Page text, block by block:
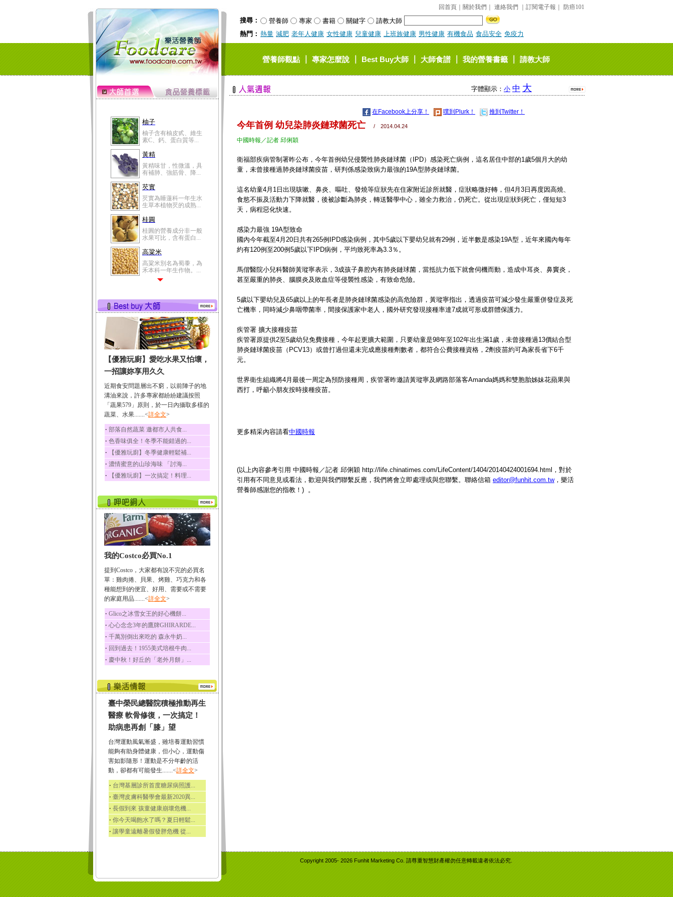
回首頁 關於我們 連絡我們 訂閱電子報 防癌101
搜尋： 營養師 專家 書籍 關鍵字
請教大師
熱門： 熱量 減肥 老年人健康 女性健康 兒童健康 上班族健康 男性健康 有機食品 食品安全 免疫力
營養師觀點｜專家怎麼說｜Best Buy大師｜大師食譜｜我的營養書籤｜請教大師
柚子
柚子含有柚皮甙、維生
素C、鈣、蛋白質等...
黃精
黃精味甘，性微溫，具
有補肺、強筋骨、降...
芡實
芡實為睡蓮科一年生水
生草本植物芡的成熟...
桂圓
桂圓的營養成分非一般
水果可比，含有蛋白...
高粱米
高粱米別名為蜀黍，為
禾本科一年生作物。...
有蛋白質、脂肪、磷...
鮪魚
鮪魚肚肉中的不飽和脂
肪酸內富含EPA和DH...
韭菜
韭菜所含的膳食纖維能
幫助消化與通便；揮...
冬瓜
冬瓜營養價值高，鈉含
量極低是水腫病人的...
豆豉
豆豉裡頭含有營養的蛋
白質、脂肪、鈣、磷...
榛果
榛果裡所含的營養素有
蛋白質、脂肪、醣類...
迷迭香
酸、迷迭香酸、植物...
咖啡
咖啡中的咖啡因會刺激
中樞神經系統，特別...
椰子
椰子含有糖類、脂肪、
荔枝
荔枝性質溫和所含的營
養素有醣類、檸檬酸...
五味子
五味子性質溫熱所含營
養成分有揮發油、檸...
草魚
草魚含有維生素A、維生
素C、及豐富的蛋白...
【優雅玩廚】愛吃水果又怕壞，
一招讓妳享用久久
近期食安問題層出不窮，以前陣子的地
溝油來說，許多專家都紛紛建議按照
「蔬果579」原則，於一日內攝取多樣的
蔬菜、水果.......<詳全文>
‧ 部落自然蔬菜 邀都市人共食...
‧ 色香味俱全！冬季不能錯過的...
‧ 【優雅玩廚】冬季健康輕鬆補...
‧ 濃情蜜意的山珍海味 「討海...
‧ 【優雅玩廚】一次搞定！料理...
我的Costco必買No.1
提到Costco，大家都有說不完的必買名
單：雞肉捲、貝果、烤雞、巧克力和各
種能想到的便宜、好用、需要或不需要
的家庭用品.......<詳全文>
‧ Glico之冰雪女王的好心機餅...
‧ 心心念念3年的鷹牌GHIRARDE...
‧ 千萬別倒出來吃的 森永牛奶...
‧ 回到過去！1955美式培根牛肉...
‧ 慶中秋！好丘的「老外月餅」...
臺中榮民總醫院積極推動再生
醫療 軟骨修復，一次搞定！
助病患再創「膝」望
台灣運動風氣漸盛，雖培養運動習慣
能夠有助身體健康，但小心，運動傷
害如影隨形！運動是不分年齡的活
動，卻都有可能發生.......<詳全文>
‧ 台灣基層診所首度糖尿病照護...
‧ 臺灣皮膚科醫學會最新2020異...
‧ 長假到來 孩童健康崩壞危機...
‧ 你今天喝飽水了嗎？夏日輕鬆...
‧ 讓學童遠離暑假發胖危機 從...
字體顯示： 小 中 大
在Facebook上分享！ 噗到Plurk！ 推到Twitter！
今年首例 幼兒染肺炎鏈球菌死亡 / 2014.04.24
中國時報／記者 邱俐穎
衛福部疾病管制署昨公布，今年首例幼兒侵襲性肺炎鏈球菌（IPD）感染死亡病例，這名居住中部的1歲5個月大的幼
童，未曾接種過肺炎鏈球菌疫苗，研判係感染致病力最強的19A型肺炎鏈球菌。
這名幼童4月1日出現咳嗽、鼻炎、嘔吐、發燒等症狀先在住家附近診所就醫，症狀略微好轉，但4月3日再度因高燒、
食慾不振及活動力下降就醫，後被診斷為肺炎，轉送醫學中心，雖全力救治，仍死亡。從出現症狀到死亡，僅短短3
天，病程惡化快速。
感染力最強 19A型致命
國內今年截至4月20日共有265例IPD感染病例，其中5歲以下嬰幼兒就有29例，近半數是感染19A型，近年來國內每年
約有120例至200例5歲以下IPD病例，平均致死率為3.3％。
馬偕醫院小兒科醫師黃瑽寧表示，3成孩子鼻腔內有肺炎鏈球菌，當抵抗力低下就會伺機而動，造成中耳炎、鼻竇炎，
甚至嚴重的肺炎、腦膜炎及敗血症等侵襲性感染，有致命危險。
5歲以下嬰幼兒及65歲以上的年長者是肺炎鏈球菌感染的高危險群，黃瑽寧指出，透過疫苗可減少發生嚴重併發症及死
亡機率，同時減少鼻咽帶菌率，間接保護家中老人，國外研究發現接種率達7成就可形成群體保護力。
疾管署 擴大接種疫苗
疾管署原提供2至5歲幼兒免費接種，今年起更擴大範圍，只要幼童是98年至102年出生滿1歲，未曾接種過13價結合型
肺炎鏈球菌疫苗（PCV13）或曾打過但還未完成應接種劑數者，都符合公費接種資格，2劑疫苗約可為家長省下6千
元。
世界衛生組織將4月最後一周定為預防接種周，疾管署昨邀請黃瑽寧及網路部落客Amanda媽媽和雙胞胎姊妹花蘋果與
西打，呼籲小朋友按時接種疫苗。
更多精采內容請看中國時報
(以上內容參考引用 中國時報／記者 邱俐穎 http://life.chinatimes.com/LifeContent/1404/20140424001694.html，對於
引用有不同意見或看法，歡迎與我們聯繫反應，我們將會立即處理或與您聯繫。聯絡信箱 editor@funhit.com.tw，樂活
營養師感謝您的指教！) 。
Copyright 2005-2026 Funhit Marketing Co. 請尊重智慧財產權勿任意轉載違者依法必究.